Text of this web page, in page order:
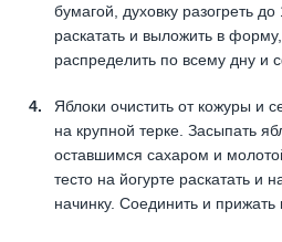
бумагой, духовку разогреть
раскатать и выложить в
распределить по всему дну и
Яблоки очистить от кожуры и
на крупной терке. Засыпать
оставшимся сахаром и
тесто на йогурте раскатать и
начинку. Соединить и прижать